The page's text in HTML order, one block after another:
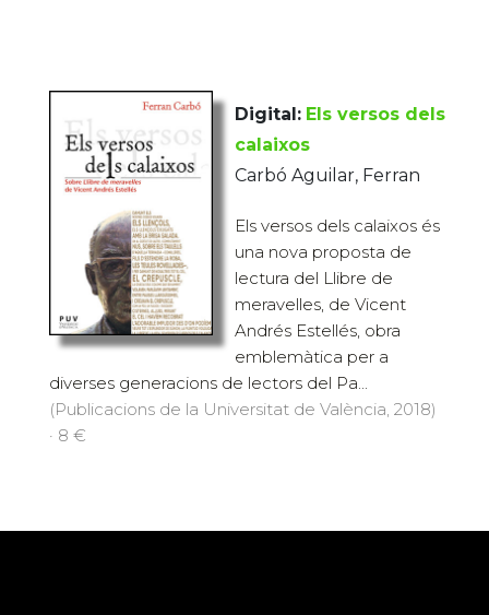
Digital: Els versos dels
calaixos
Carbó Aguilar, Ferran
Els versos dels calaixos és
una nova proposta de
lectura del Llibre de
meravelles, de Vicent
Andrés Estellés, obra
emblemàtica per a
diverses generacions de lectors del Pa...
(Publicacions de la Universitat de València, 2018)
· 8 €